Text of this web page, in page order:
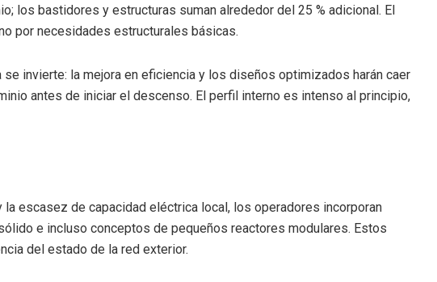
los bastidores y estructuras suman alrededor del 25 % adicional. El
por necesidades estructurales básicas.
invierte: la mejora en eficiencia y los diseños optimizados harán caer
antes de iniciar el descenso. El perfil interno es intenso al principio,
escasez de capacidad eléctrica local, los operadores incorporan
e incluso conceptos de pequeños reactores modulares. Estos
del estado de la red exterior.